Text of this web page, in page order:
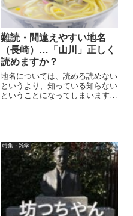
難読・間違えやすい地名
（長崎）…「山川」正しく
読めますか？
地名については、読める読めない
というより、知っている知らない
ということになってしまいます。
特集・雑学